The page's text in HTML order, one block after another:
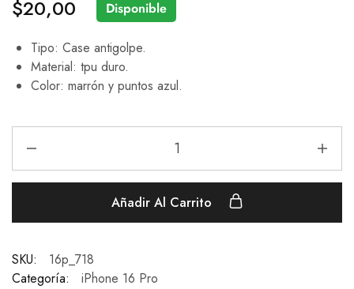
$20,00 Disponible
Tipo: Case antigolpe.
Material: tpu duro.
Color: marrón y puntos azul.
Añadir Al Carrito
SKU:
16p_718
Categoría:
iPhone 16 Pro